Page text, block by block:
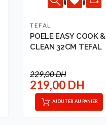
TEFAL
POELE EASY COOK &
CLEAN 32CM TEFAL
229,00 DH
219,00 DH
AJOUTER AU PANIER